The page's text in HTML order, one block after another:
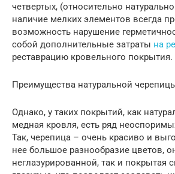
четвертых, (относительно
наличие мелких элементов всегда
возможность нарушение
собой дополнительные затраты на
реставрацию кровельного покрытия.
Преимущества натуральной
Однако, у таких покрытий, как
медная кровля, есть ряд
Так, черепица – очень красиво и
нее большое разнообразие цветов,
неглазурированной, так и покрытая